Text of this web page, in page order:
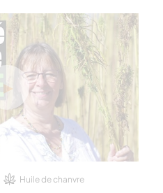
Huile de chanvre